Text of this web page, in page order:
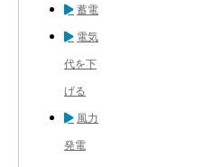
蓄電
電気
代を下
げる
風力
発電